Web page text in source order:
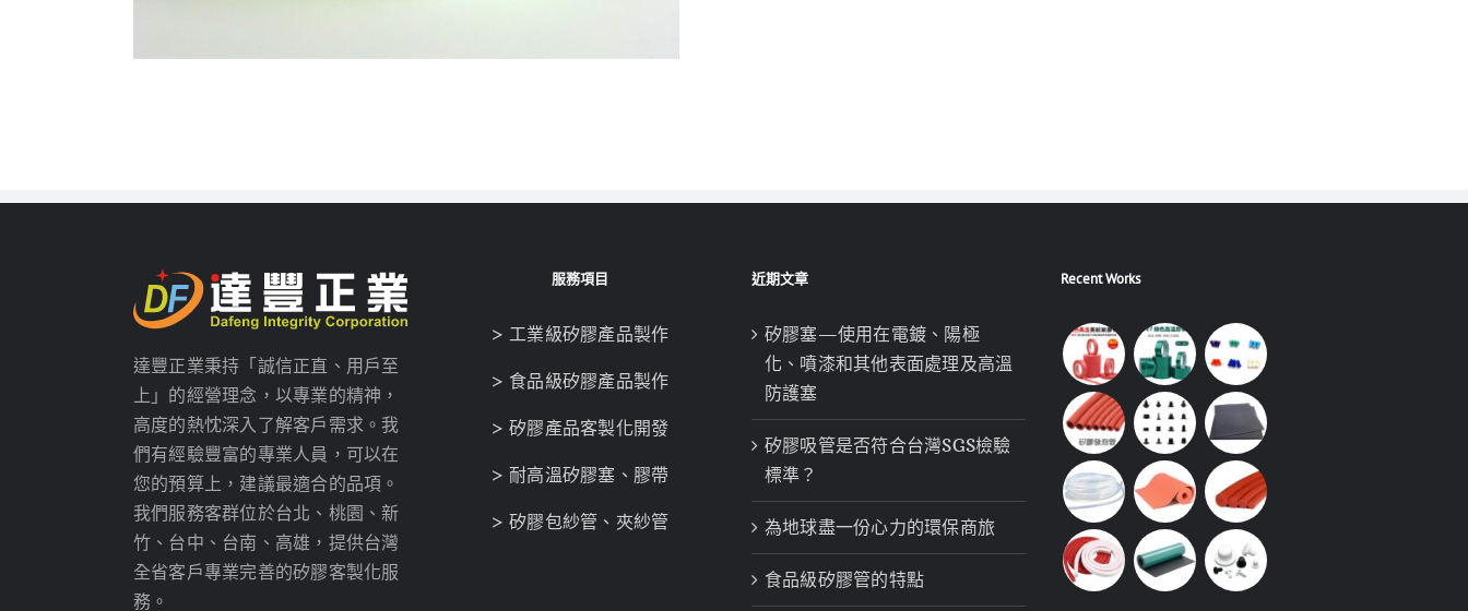
達豐正業秉持「誠信正直、用戶至
上」的經營理念，以專業的精神，
高度的熱忱深入了解客戶需求。我
們有經驗豐富的專業人員，可以在
您的預算上，建議最適合的品項。
我們服務客群位於台北、桃園、新
竹、台中、台南、高雄，提供台灣
全省客戶專業完善的矽膠客製化服
務。
服務項目
> 工業級矽膠產品製作
> 食品級矽膠產品製作
> 矽膠產品客製化開發
> 耐高溫矽膠塞、膠帶
> 矽膠包紗管、夾紗管
近期文章
矽膠塞—使用在電鍍、陽極
化、噴漆和其他表面處理及高溫
防護塞
矽膠吸管是否符合台灣SGS檢驗
標準？
為地球盡一份心力的環保商旅
食品級矽膠管的特點
Recent Works